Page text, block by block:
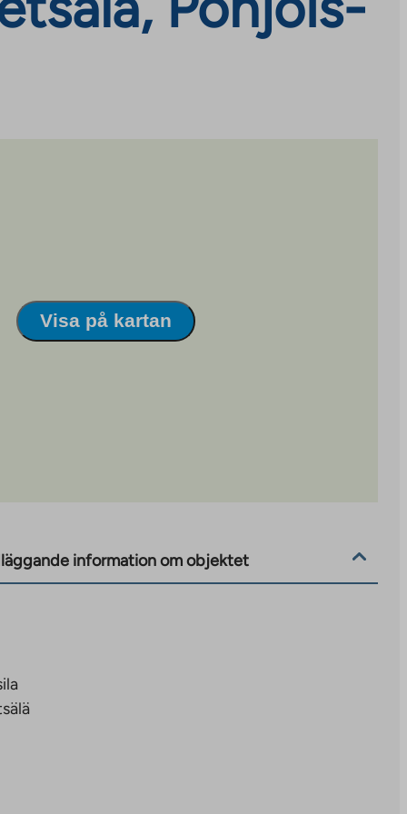
Visa på kartan
information om objektet